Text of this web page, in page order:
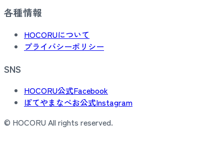
各種情報
HOCORUについて
プライバシーポリシー
SNS
HOCORU公式Facebook
ぽてやまなべお公式Instagram
© HOCORU All rights reserved.